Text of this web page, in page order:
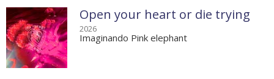
Open your heart or die trying
2026
Imaginando Pink elephant